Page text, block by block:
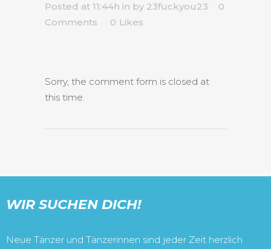
Posted at 11:44h in by 23fuckyou23
0
Comments
0 Likes
Sorry, the comment form is closed at
this time.
WIR SUCHEN DICH!
Neue Tänzer und Tänzerinnen sind jeder Zeit herzlich